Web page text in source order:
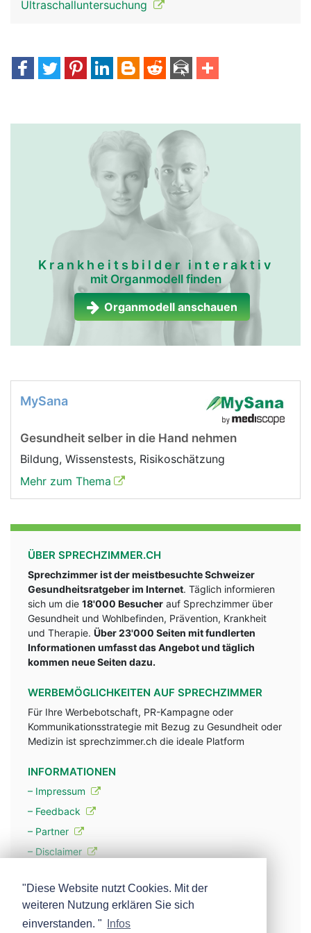
mundspeicheldrüsen
mundspeicheldrüsen
Ultraschalluntersuchung
Krankheitsbilder interaktiv
mit Organmodell finden
Organmodell anschauen
MySana
Gesundheit selber in die Hand nehmen
Bildung, Wissenstests, Risikoschätzung
Mehr zum Thema
ÜBER SPRECHZIMMER.CH
Sprechzimmer ist der meistbesuchte Schweizer
Gesundheitsratgeber im Internet. Täglich informieren
sich um die 18'000 Besucher auf Sprechzimmer über
Gesundheit und Wohlbefinden, Prävention, Krankheit
und Therapie. Über 23'000 Seiten mit fundlerten
Informationen umfasst das Angebot und täglich
kommen neue Seiten dazu.
WERBEMÖGLICHKEITEN AUF SPRECHZIMMER
Für Ihre Werbebotschaft, PR-Kampagne oder
Kommunikationsstrategie mit Bezug zu Gesundheit oder
Medizin ist sprechzimmer.ch die ideale Platform
INFORMATIONEN
– Impressum
– Feedback
– Partner
– Disclaimer
– Werbung
– Mehr über unsere Experten
"Diese Website nutzt Cookies. Mit der
weiteren Nutzung erklären Sie sich
einverstanden. "
Infos